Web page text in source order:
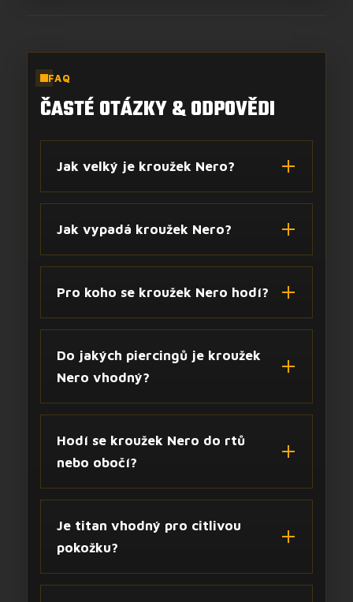
FAQ
ČASTÉ OTÁZKY & ODPOVĚDI
Jak velký je kroužek Nero?
Jak vypadá kroužek Nero?
Pro koho se kroužek Nero hodí?
Do jakých piercingů je kroužek
Nero vhodný?
Hodí se kroužek Nero do rtů
nebo obočí?
Je titan vhodný pro citlivou
pokožku?